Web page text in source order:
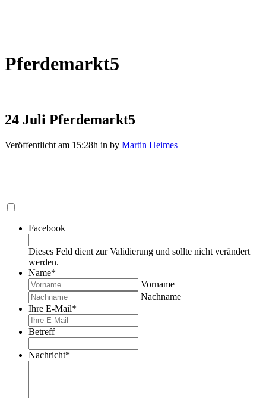
Pferdemarkt5
24 Juli Pferdemarkt5
Veröffentlicht am 15:28h in by Martin Heimes
Facebook
Dieses Feld dient zur Validierung und sollte nicht verändert
werden.
Name*
Vorname
Nachname
Ihre E-Mail*
Betreff
Nachricht*